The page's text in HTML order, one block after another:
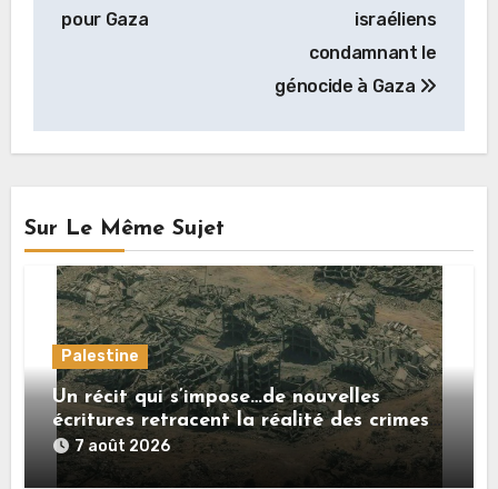
l’article
pour Gaza
israéliens
condamnant le
génocide à Gaza
Sur Le Même Sujet
Palestine
Un récit qui s’impose…de nouvelles
écritures retracent la réalité des crimes
sionistes à Gaza
7 août 2026